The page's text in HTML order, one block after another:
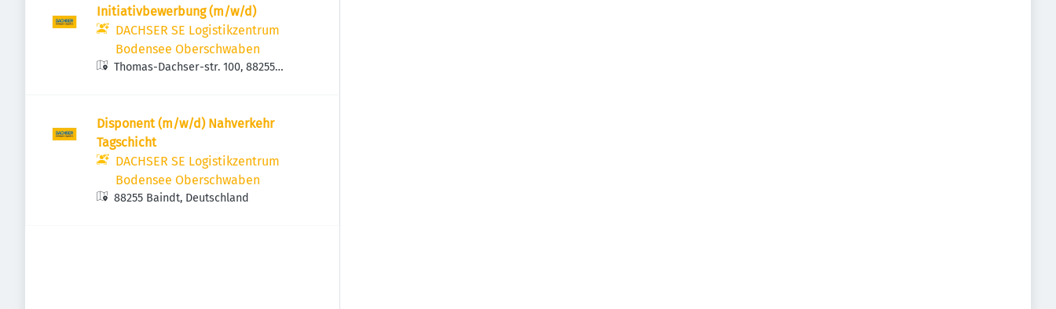
Initiativbewerbung (m/w/d)
DACHSER SE Logistikzentrum
Bodensee Oberschwaben
Thomas-Dachser-str. 100, 88255
Disponent (m/w/d) Nahverkehr
Tagschicht
DACHSER SE Logistikzentrum
Bodensee Oberschwaben
88255 Baindt, Deutschland